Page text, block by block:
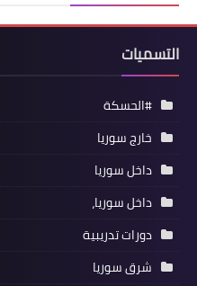
التسميات
#الحسكة
خارج سوريا
داخل سوريا
داخل سوريا،
دورات تدريبية
شرق سوريا